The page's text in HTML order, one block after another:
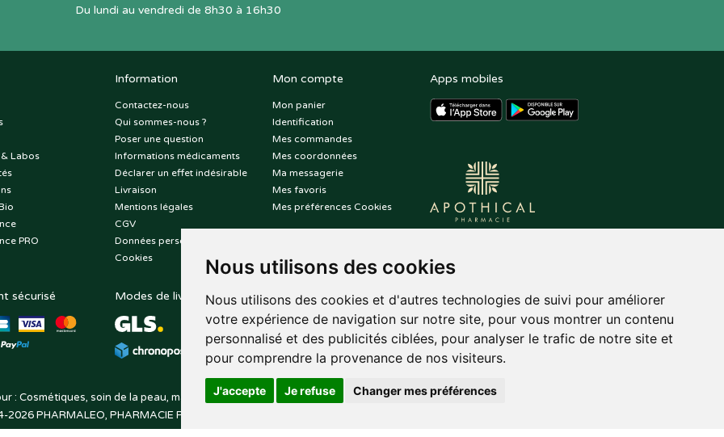
Nous utilisons des cookies
Nous utilisons des cookies et d'autres technologies de suivi pour améliorer
votre expérience de navigation sur notre site, pour vous montrer un contenu
personnalisé et des publicités ciblées, pour analyser le trafic de notre site et
pour comprendre la provenance de nos visiteurs.
J'accepte Je refuse Changer mes préférences
Du lundi au vendredi de 8h30 à 16h30
Labos
PRO
Information
Contactez-nous
Qui sommes-nous ?
Poser une question
Informations médicaments
Déclarer un effet indésirable
Livraison
Mentions légales
CGV
Données personnelles
Cookies
Mon compte
Mon panier
Identification
Mes commandes
Mes coordonnées
Ma messagerie
Mes favoris
Mes préférences Cookies
Apps mobiles
sécurisé Modes de livraison Suivez-nous sur
: Cosmétiques, soin de la peau, maquillage, toutes vos marques de beauté.
2026PHARMALEO, PHARMACIE PAQUE